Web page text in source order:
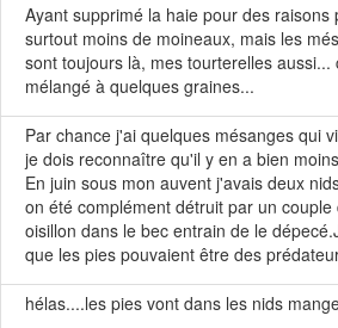
Ayant supprimé la haie pour des
surtout moins de moineaux, mais les
sont toujours là, mes tourterelles
mélangé à quelques graines...
Par chance j'ai quelques mésanges qui
je dois reconnaître qu'il y en a bien
En juin sous mon auvent j'avais deux
on été complément détruit par un
oisillon dans le bec entrain de le
que les pies pouvaient être des
hélas....les pies vont dans les nids